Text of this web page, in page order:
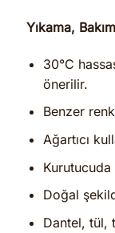
Yıkama,
30°C
önerilir.
Benzer
Ağartıcı
Kurutucuda
Doğal
Dantel, tül,